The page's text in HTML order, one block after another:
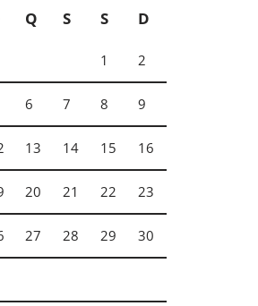
Q S S D
1 2
6 7 8 9
13 14 15 16
20 21 22 23
27 28 29 30